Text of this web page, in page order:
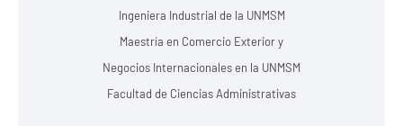
Ingeniera Industrial de la UNMSM
Maestría en Comercio Exterior y
Negocios Internacionales en la UNMSM
Facultad de Ciencias Administrativas